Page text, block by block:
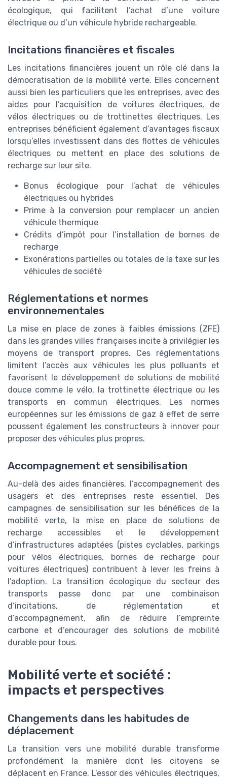
écologique, qui facilitent l’achat d’une voiture
électrique ou d’un véhicule hybride rechargeable.
Incitations financières et fiscales
Les incitations financières jouent un rôle clé dans la
démocratisation de la mobilité verte. Elles concernent
aussi bien les particuliers que les entreprises, avec des
aides pour l’acquisition de voitures électriques, de
vélos électriques ou de trottinettes électriques. Les
entreprises bénéficient également d’avantages fiscaux
lorsqu’elles investissent dans des flottes de véhicules
électriques ou mettent en place des solutions de
recharge sur leur site.
Bonus écologique pour l’achat de véhicules
électriques ou hybrides
Prime à la conversion pour remplacer un ancien
véhicule thermique
Crédits d’impôt pour l’installation de bornes de
recharge
Exonérations partielles ou totales de la taxe sur les
véhicules de société
Réglementations et normes
environnementales
La mise en place de zones à faibles émissions (ZFE)
dans les grandes villes françaises incite à privilégier les
moyens de transport propres. Ces réglementations
limitent l’accès aux véhicules les plus polluants et
favorisent le développement de solutions de mobilité
douce comme le vélo, la trottinette électrique ou les
transports en commun électriques. Les normes
européennes sur les émissions de gaz à effet de serre
poussent également les constructeurs à innover pour
proposer des véhicules plus propres.
Accompagnement et sensibilisation
Au-delà des aides financières, l’accompagnement des
usagers et des entreprises reste essentiel. Des
campagnes de sensibilisation sur les bénéfices de la
mobilité verte, la mise en place de solutions de
recharge accessibles et le développement
d’infrastructures adaptées (pistes cyclables, parkings
pour vélos électriques, bornes de recharge pour
voitures électriques) contribuent à lever les freins à
l’adoption. La transition écologique du secteur des
transports passe donc par une combinaison
d’incitations, de réglementation et
d’accompagnement, afin de réduire l’empreinte
carbone et d’encourager des solutions de mobilité
durable pour tous.
Mobilité verte et société :
impacts et perspectives
Changements dans les habitudes de
déplacement
La transition vers une mobilité durable transforme
profondément la manière dont les citoyens se
déplacent en France. L’essor des véhicules électriques,